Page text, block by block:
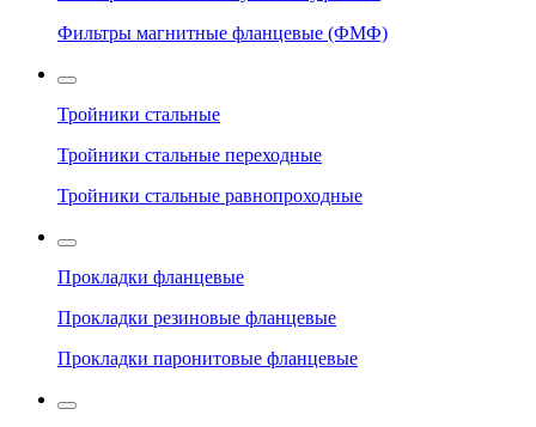
Фильтры магнитные фланцевые (ФМФ)
Тройники стальные
Тройники стальные переходные
Тройники стальные равнопроходные
Прокладки фланцевые
Прокладки резиновые фланцевые
Прокладки паронитовые фланцевые